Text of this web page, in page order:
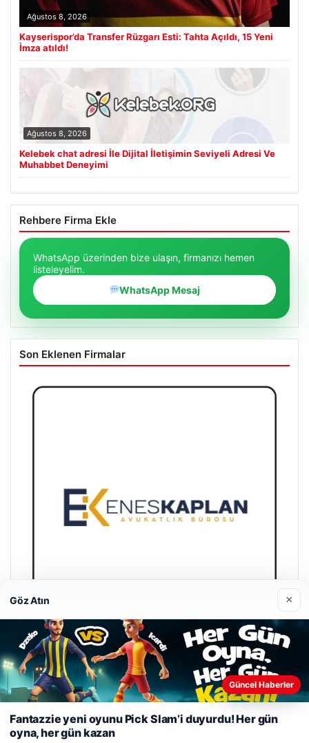
Ağustos 8, 2026
Kayserispor’da Transfer Rüzgarı Esti: Tahta Açıldı, 15 Yeni
İmza atıldı!
Ağustos 8, 2026
Kelebek chat adresi İle Dijital İletişimin Seviyeli Adresi Ve
Muhabbet Deneyimi
Rehbere Firma Ekle
WhatsApp üzerinden bize ulaşın, firmanızı hemen
listeleyelim.
WhatsApp Mesaj
Son Eklenen Firmalar
Enes Kaplan Avukatlık Bürosu
Nisan 28, 2026
Web sitemizi nasıl kullandığınızı daha iyi anlayabilmek,
kullanıyoruz.Çerez Politikamız
Göz Atın ×
Güncel Haberler
Fantazzie yeni oyunu Pick Slam’i duyurdu! Her gün
oyna, her gün kazan